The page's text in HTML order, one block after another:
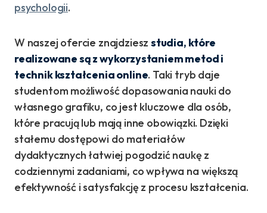
psychologii.
W naszej ofercie znajdziesz studia, które
realizowane są z wykorzystaniem metod i
technik kształcenia online. Taki tryb daje
studentom możliwość dopasowania nauki do
własnego grafiku, co jest kluczowe dla osób,
które pracują lub mają inne obowiązki. Dzięki
stałemu dostępowi do materiałów
dydaktycznych łatwiej pogodzić naukę z
codziennymi zadaniami, co wpływa na większą
efektywność i satysfakcję z procesu kształcenia.